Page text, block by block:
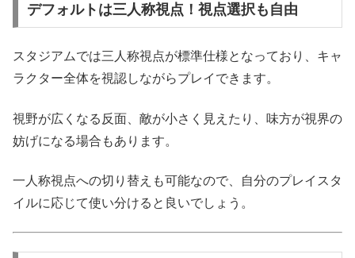
デフォルトは三人称視点！視点選択も自由
スタジアムでは三人称視点が標準仕様となっており、キャ
ラクター全体を視認しながらプレイできます。
視野が広くなる反面、敵が小さく見えたり、味方が視界の
妨げになる場合もあります。
一人称視点への切り替えも可能なので、自分のプレイスタ
イルに応じて使い分けると良いでしょう。